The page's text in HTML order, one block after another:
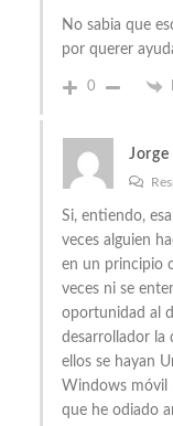
No sabia que
por querer
0
Jorge
Si, entiendo,
veces alguien
en un principio
veces ni se
oportunidad al
desarrollador la
ellos se hayan
Windows móvil
que he odiado